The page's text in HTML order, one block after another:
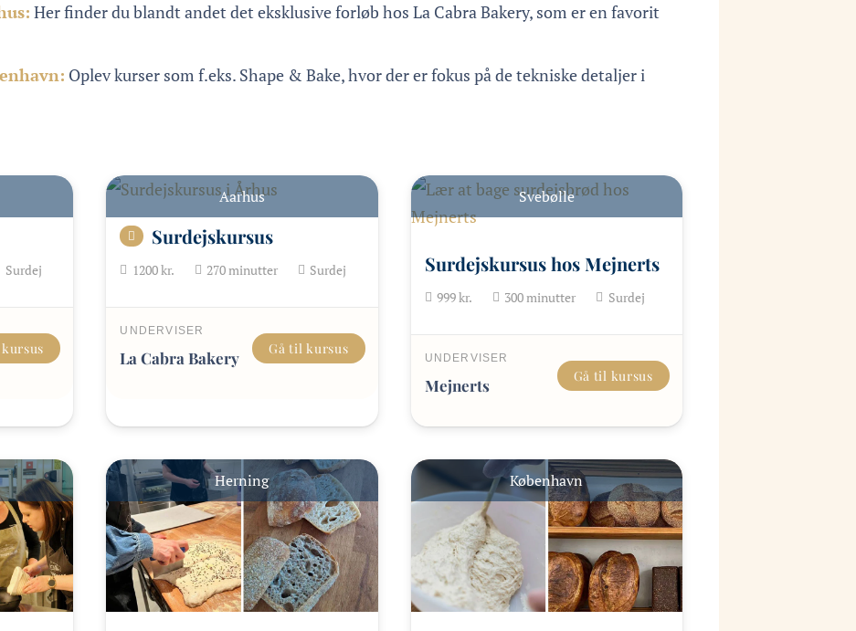
Her finder du blandt andet det eksklusive forløb hos La Cabra Bakery, som er en favorit
Oplev kurser som f.eks. Shape & Bake, hvor der er fokus på de tekniske detaljer i
Surdej
Aarhus
Surdejskursus
1200kr. 270minutter Surdej
UNDERVISER
La Cabra Bakery Gå til kursus
Svebølle
Surdejskursus hos Mejnerts
999kr. 300minutter Surdej
UNDERVISER
Mejnerts Gå til kursus
Herning København